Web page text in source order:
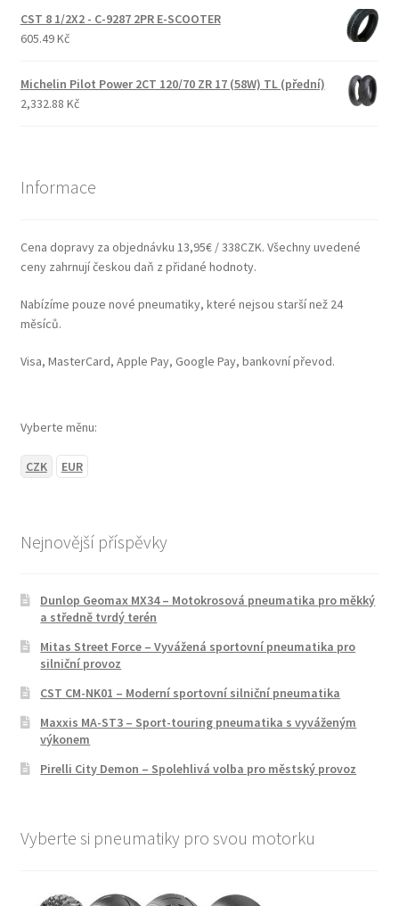
CST 8 1/2X2 - C-9287 2PR E-SCOOTER
605.49 Kč
Michelin Pilot Power 2CT 120/70 ZR 17 (58W) TL (přední)
2,332.88 Kč
Informace
Cena dopravy za objednávku 13,95€ / 338CZK. Všechny uvedené
ceny zahrnují českou daň z přidané hodnoty.
Nabízíme pouze nové pneumatiky, které nejsou starší než 24
měsíců.
Visa, MasterCard, Apple Pay, Google Pay, bankovní převod.
Vyberte měnu:
CZK EUR
Nejnovější příspěvky
Dunlop Geomax MX34 – Motokrosová pneumatika pro měkký
a středně tvrdý terén
Mitas Street Force – Vyvážená sportovní pneumatika pro
silniční provoz
CST CM-NK01 – Moderní sportovní silniční pneumatika
Maxxis MA-ST3 – Sport-touring pneumatika s vyváženým
výkonem
Pirelli City Demon – Spolehlivá volba pro městský provoz
Vyberte si pneumatiky pro svou motorku